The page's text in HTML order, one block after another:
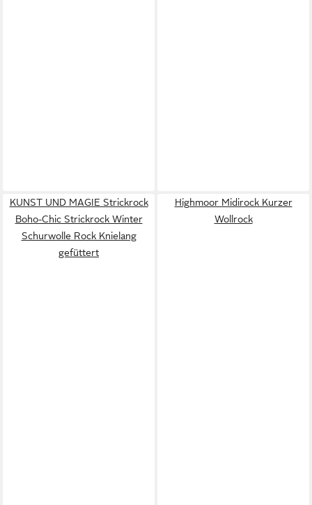
KUNST UND MAGIE Strickrock
Boho-Chic Strickrock Winter
Schurwolle Rock Knielang
gefüttert
Highmoor Midirock Kurzer
Wollrock